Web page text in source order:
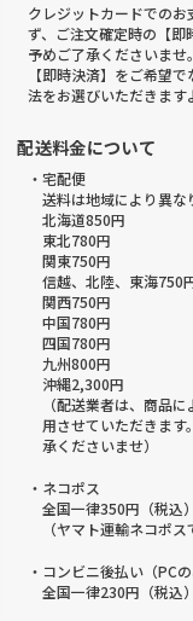
クレジットカードでの
ず、ご注文確定時の【即
予めご了承くださいませ。
【即時決済】をご希望
法をお選びいただきます
配送料金について
・宅配便
送料は地域により異な
北海道850円
東北780円
関東750円
信越、北陸、東海750
関西750円
中国780円
四国780円
九州800円
沖縄2,300円
（配送業者は、商品
用させていただきま
承くださいませ）
・ネコポス
全国一律350円（税込）
（ヤマト運輸ネコポ
・コンビニ後払い（PCの
全国一律230円（税込）